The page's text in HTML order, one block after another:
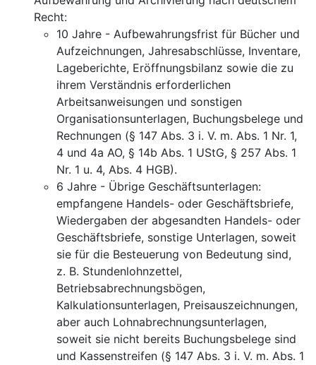
Recht:
10 Jahre - Aufbewahrungsfrist für Bücher und
Aufzeichnungen, Jahresabschlüsse, Inventare,
Lageberichte, Eröffnungsbilanz sowie die zu
ihrem Verständnis erforderlichen
Arbeitsanweisungen und sonstigen
Organisationsunterlagen, Buchungsbelege und
Rechnungen (§ 147 Abs. 3 i. V. m. Abs. 1 Nr. 1,
4 und 4a AO, § 14b Abs. 1 UStG, § 257 Abs. 1
Nr. 1 u. 4, Abs. 4 HGB).
6 Jahre - Übrige Geschäftsunterlagen:
empfangene Handels- oder Geschäftsbriefe,
Wiedergaben der abgesandten Handels- oder
Geschäftsbriefe, sonstige Unterlagen, soweit
sie für die Besteuerung von Bedeutung sind,
z. B. Stundenlohnzettel,
Betriebsabrechnungsbögen,
Kalkulationsunterlagen, Preisauszeichnungen,
aber auch Lohnabrechnungsunterlagen,
soweit sie nicht bereits Buchungsbelege sind
und Kassenstreifen (§ 147 Abs. 3 i. V. m. Abs. 1